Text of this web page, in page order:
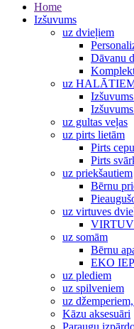
Home
Izšuvums
uz dvieļiem
Dāvanu
uz
uz gultas veļas
uz pirts lietām
Pirts
Pirts
uz priekšautiem
Bērnu
uz virtuves
uz somām
Bērnu
EKO
uz plediem
uz spilveniem
uz
Kāzu aksesuāri
Paraugu